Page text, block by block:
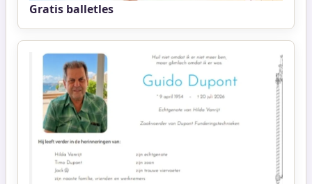
Gratis balletles